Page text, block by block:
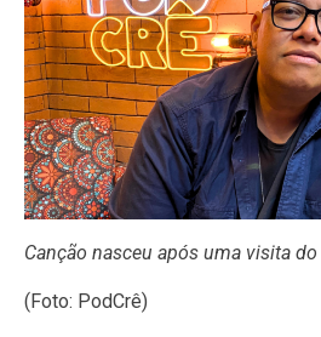
Canção nasceu após uma visita
(Foto: PodCrê)